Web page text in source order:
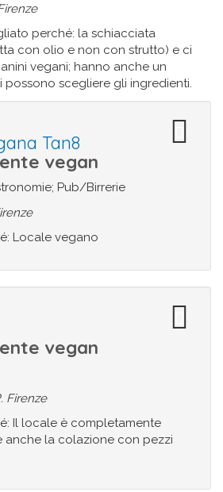
perché: la schiacciata
con olio e non con strutto) e ci
vegani; hanno anche un
possono scegliere gli ingredienti.
Tan8
vegan
Pub/Birrerie
Locale vegano
vegan
Firenze
Il locale è completamente
anche la colazione con pezzi